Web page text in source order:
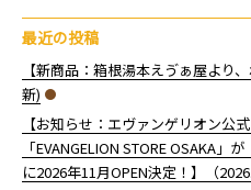
最近の投稿
【新商品：箱根湯本えゔぁ屋より
新)
【お知らせ：エヴァンゲリオン公
「EVANGELION STORE OSAKA」
に2026年11月OPEN決定！】（